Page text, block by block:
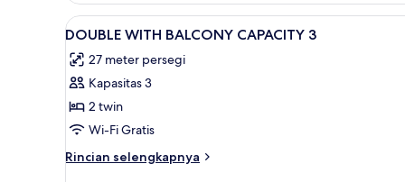
Lihat
semua
foto
untuk
DOUBLE
WITH
BALCONY
CAPACITY
Minibar, brankas, meja kerja,
3
DOUBLE WITH BALCONY CAPACITY 3
27 meter persegi
Kapasitas 3
2 twin
Wi-Fi Gratis
Rincian selengkapnya
Rincian